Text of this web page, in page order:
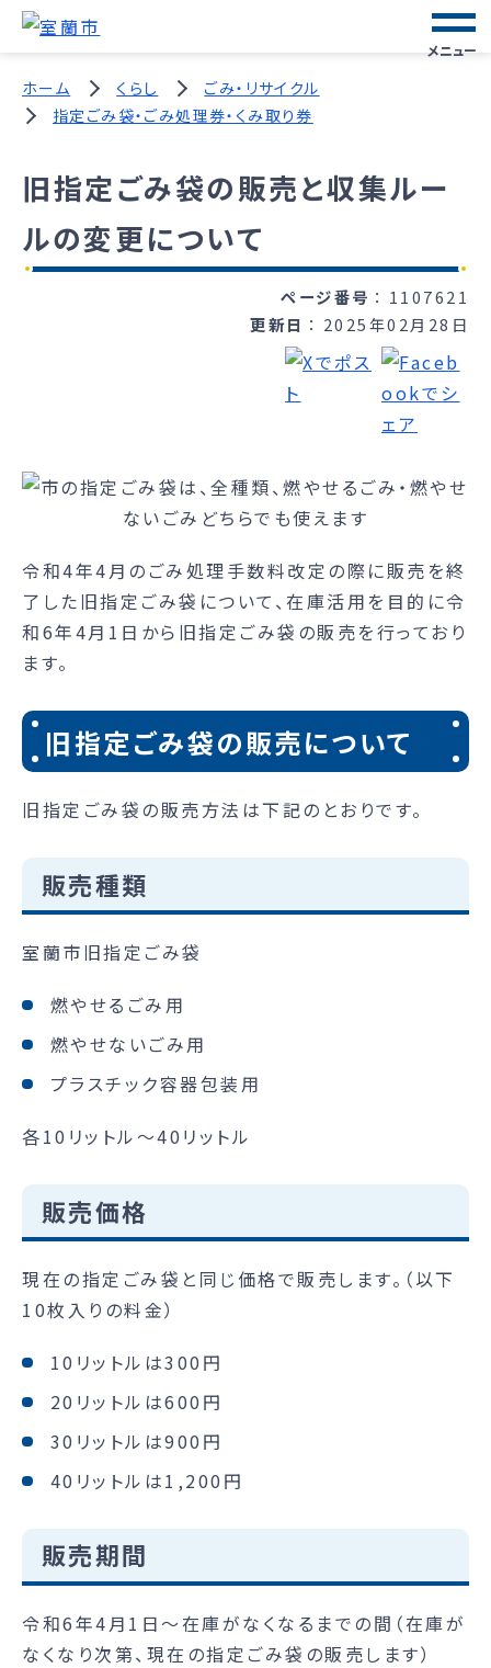
メニュー
ホーム くらし
ごみ・リサイクル
指定ごみ袋・ごみ処理券・くみ取り券
旧指定ごみ袋の販売と収集ルー
ルの変更について
ページ番号
1107621
更新日
2025年02月28日
令和4年4月のごみ処理手数料改定の際に販売を終
了した旧指定ごみ袋について、在庫活用を目的に令
和6年4月1日から旧指定ごみ袋の販売を行っており
ます。
旧指定ごみ袋の販売について
旧指定ごみ袋の販売方法は下記のとおりです。
販売種類
室蘭市旧指定ごみ袋
燃やせるごみ用
燃やせないごみ用
プラスチック容器包装用
各10リットル～40リットル
販売価格
現在の指定ごみ袋と同じ価格で販売します。（以下
10枚入りの料金）
10リットルは300円
20リットルは600円
30リットルは900円
40リットルは1,200円
販売期間
令和6年4月1日～在庫がなくなるまでの間（在庫が
なくなり次第、現在の指定ごみ袋の販売します）